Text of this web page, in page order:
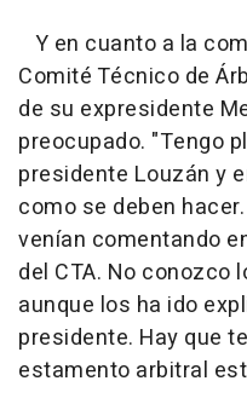
Y en cuanto a la
Comité Técnico de
de su expresidente
preocupado. "Tengo
presidente Louzán y
como se deben
venían comentando
del CTA. No conozco
aunque los ha ido
presidente. Hay que
estamento arbitral